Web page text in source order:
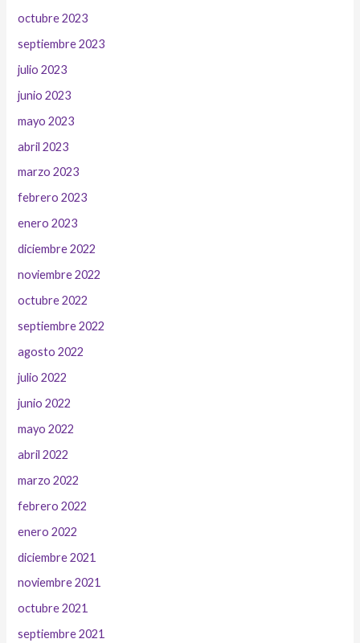
octubre 2023
septiembre 2023
julio 2023
junio 2023
mayo 2023
abril 2023
marzo 2023
febrero 2023
enero 2023
diciembre 2022
noviembre 2022
octubre 2022
septiembre 2022
agosto 2022
julio 2022
junio 2022
mayo 2022
abril 2022
marzo 2022
febrero 2022
enero 2022
diciembre 2021
noviembre 2021
octubre 2021
septiembre 2021